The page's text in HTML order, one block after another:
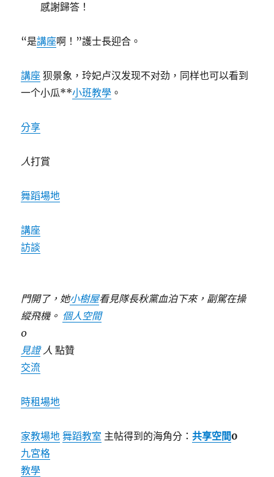
感謝歸答！
“是講座啊！”護士長迎合。
講座 狈景象，玲妃卢汉发现不对劲，同样也可以看到
一个小瓜**小班教學 。
分享
人打賞
舞蹈場地
講座
訪談
門開了，她小樹屋看見隊長秋黨血泊下來，副駕在操
縱飛機。 個人空間
0
見證 人 點贊
交流
時租場地
家教場地 舞蹈教室 主帖得到的海角分：共享空間0
九宮格
教學